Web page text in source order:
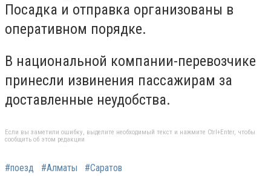
Посадка и отправка организованы в
оперативном порядке.
В национальной компании-перевозчике
принесли извинения пассажирам за
доставленные неудобства.
Если вы заметили ошибку, выделите необходимый текст и нажмите Ctrl+Enter, чтобы
сообщить об этом редакции
#поезд #Алматы #Cаратов